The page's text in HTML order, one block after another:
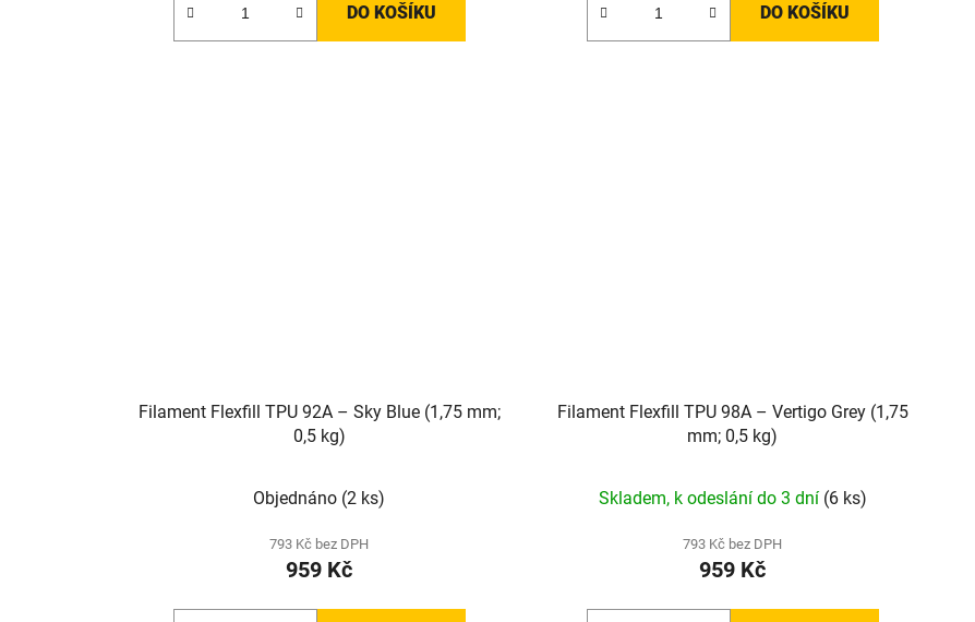
DO KOŠÍKU DO KOŠÍKU
Filament Flexfill TPU 92A – Sky Blue (1,75 mm;
0,5 kg)
Objednáno (2 ks)
793 Kč bez DPH
959 Kč
Filament Flexfill TPU 98A – Vertigo Grey (1,75
mm; 0,5 kg)
Skladem, k odeslání do 3 dní (6 ks)
793 Kč bez DPH
959 Kč